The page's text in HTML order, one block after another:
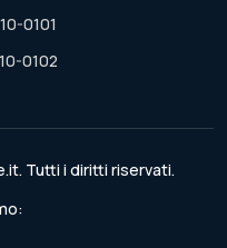
0101
0102
Tutti i diritti riservati.